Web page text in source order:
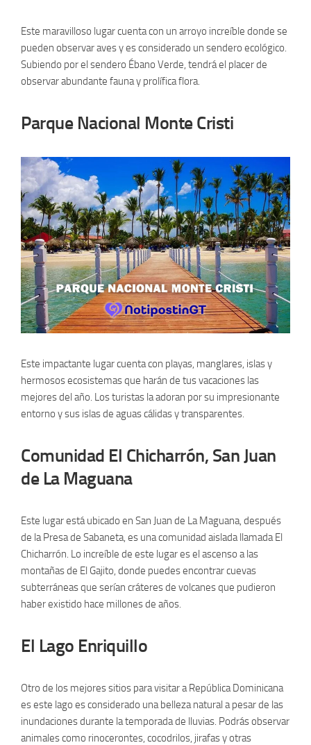
Este maravilloso lugar cuenta con un arroyo increíble donde se
pueden observar aves y es considerado un sendero ecológico.
Subiendo por el sendero Ébano Verde, tendrá el placer de
observar abundante fauna y prolífica flora.
Parque Nacional Monte Cristi
Este impactante lugar cuenta con playas, manglares, islas y
hermosos ecosistemas que harán de tus vacaciones las
mejores del año. Los turistas la adoran por su impresionante
entorno y sus islas de aguas cálidas y transparentes.
Comunidad El Chicharrón, San Juan
de La Maguana
Este lugar está ubicado en San Juan de La Maguana, después
de la Presa de Sabaneta, es una comunidad aislada llamada El
Chicharrón. Lo increíble de este lugar es el ascenso a las
montañas de El Gajito, donde puedes encontrar cuevas
subterráneas que serían cráteres de volcanes que pudieron
haber existido hace millones de años.
El Lago Enriquillo
Otro de los mejores sitios para visitar a República Dominicana
es este lago es considerado una belleza natural a pesar de las
inundaciones durante la temporada de lluvias. Podrás observar
animales como rinocerontes, cocodrilos, jirafas y otras